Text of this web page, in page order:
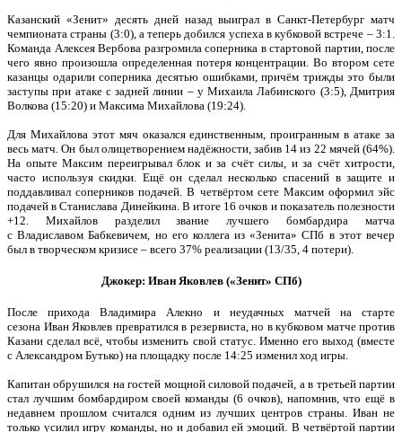
Казанский «Зенит» десять дней назад выиграл в Санкт-Петербург матч
чемпионата страны (3:0), а теперь добился успеха в кубковой встрече – 3:1.
Команда Алексея Вербова разгромила соперника в стартовой партии, после
чего явно произошла определенная потеря концентрации. Во втором сете
казанцы одарили соперника десятью ошибками, причём трижды это были
заступы при атаке с задней линии – у Михаила Лабинского (3:5), Дмитрия
Волкова (15:20) и Максима Михайлова (19:24).
Для Михайлова этот мяч оказался единственным, проигранным в атаке за
весь матч. Он был олицетворением надёжности, забив 14 из 22 мячей (64%).
На опыте Максим переигрывал блок и за счёт силы, и за счёт хитрости,
часто используя скидки. Ещё он сделал несколько спасений в защите и
поддавливал соперников подачей. В четвёртом сете Максим оформил эйс
подачей в Станислава Динейкина. В итоге 16 очков и показатель полезности
+12. Михайлов разделил звание лучшего бомбардира матча
с Владиславом Бабкевичем, но его коллега из «Зенита» СПб в этот вечер
был в творческом кризисе – всего 37% реализации (13/35, 4 потери).
Джокер: Иван Яковлев («Зенит» СПб)
После прихода Владимира Алекно и неудачных матчей на старте
сезона Иван Яковлев превратился в резервиста, но в кубковом матче против
Казани сделал всё, чтобы изменить свой статус. Именно его выход (вместе
с Александром Бутько) на площадку после 14:25 изменил ход игры.
Капитан обрушился на гостей мощной силовой подачей, а в третьей партии
стал лучшим бомбардиром своей команды (6 очков), напомнив, что ещё в
недавнем прошлом считался одним из лучших центров страны. Иван не
только усилил игру команды, но и добавил ей эмоций. В четвёртой партии